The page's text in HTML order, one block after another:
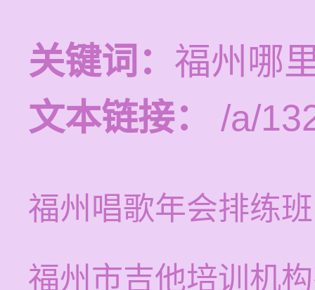
关键词： 福州哪
文本链接：
/a/
福州唱歌年会排练
福州市吉他培训机